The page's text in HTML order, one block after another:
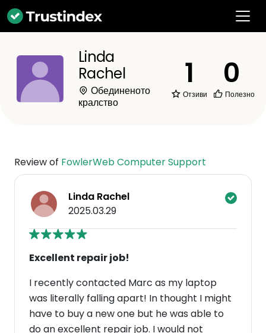
Linda
Rachel
Обединеното
кралство
1
Отзиви
0
Полезно
Review of FowlerWeb Computer Support
Linda Rachel
2025.03.29
Excellent repair job!
I recently contacted Marc as my laptop
was literally falling apart! In thought I might
have to buy a new one but he was able to
do an excellent repair job. I would not